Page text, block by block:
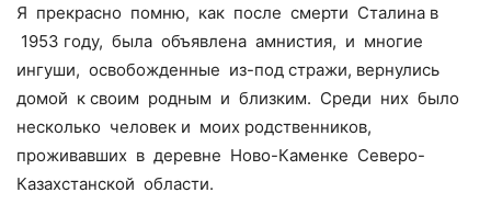
Я прекрасно помню, как после смерти Сталина в
1953 году, была объявлена амнистия, и многие
ингуши, освобожденные из-под стражи, вернулись
домой к своим родным и близким. Среди них было
несколько человек и моих родственников,
проживавших в деревне Ново-Каменке Северо-
Казахстанской области.